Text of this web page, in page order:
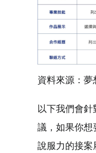
資料來源：夢
以下我們會
議，如果你想
說服力的接案